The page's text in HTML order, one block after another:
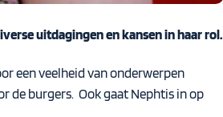
uitdagingen en kansen in haar rol.
een veelheid van onderwerpen
de burgers. Ook gaat Nephtisin op